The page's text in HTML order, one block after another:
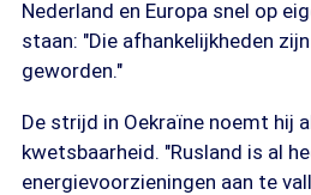
Nederland en Europa snel op
staan: "Die afhankelijkheden
geworden."
De strijd in Oekraïne noemt hij
kwetsbaarheid. "Rusland is al
energievoorzieningen aan te